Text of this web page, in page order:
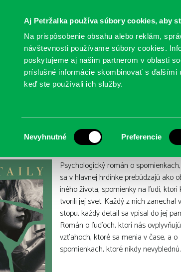
Aj Petržalka používa súbory cookies, aby
Na prispôsobenie obsahu alebo reklám,
návštevnosti používame súbory cookies.
poskytujeme aj našim partnerom v oblasti
príslušné informácie skombinovať s ďalšími
keď ste používali ich služby.
súhlasu
Nevyhnutné Preferencie
SA ONLINE KATALÓGY SLUŽBY
Ia: Detaily
Psychologický román o
sa v hlavnej hrdinke prebúdzajú ako
iného života, spomienky na ľudí, ktorí
tvorili jej svet. Každý z nich zanechal
stopu, každý detail sa vpísal do jej
Román o ľuďoch, ktorí nás
vzťahoch, ktoré sa menia v čase, a o
spomienkach, ktoré nikdy nevyblednú.